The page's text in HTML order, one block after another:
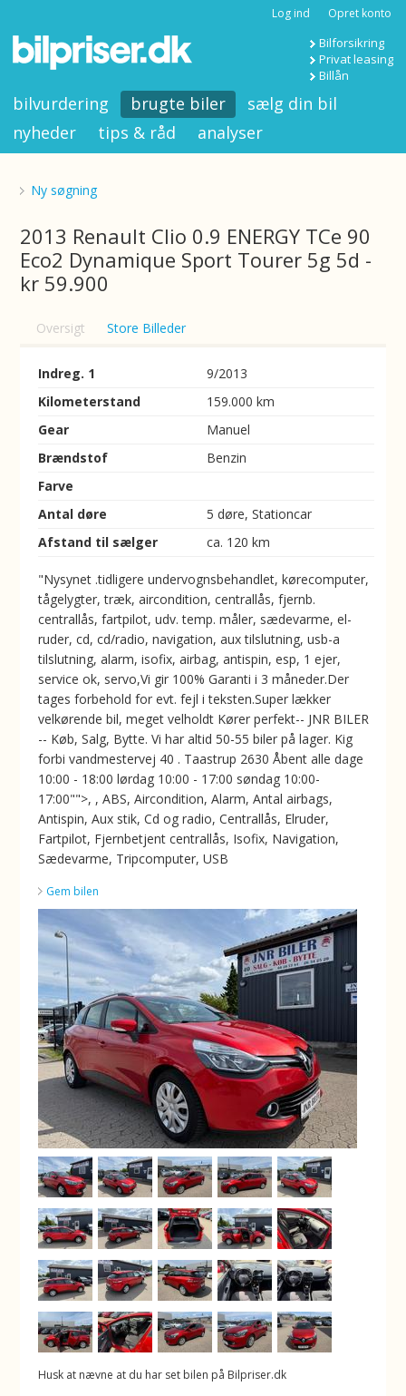
Log ind Opret konto
Bilforsikring
Privat leasing
Billån
bilvurdering brugte biler
sælg din bil
nyheder
tips & råd analyser
Ny søgning
2013 Renault Clio 0.9 ENERGY TCe 90
Eco2 Dynamique Sport Tourer 5g 5d -
kr 59.900
Oversigt Store Billeder
Indreg. 1
9/2013
Kilometerstand
159.000 km
Gear
Manuel
Brændstof
Benzin
Farve
Antal døre
5 døre, Stationcar
Afstand til sælger
ca. 120 km
"Nysynet .tidligere undervognsbehandlet, kørecomputer,
tågelygter, træk, aircondition, centrallås, fjernb.
centrallås, fartpilot, udv. temp. måler, sædevarme, el-
ruder, cd, cd/radio, navigation, aux tilslutning, usb-a
tilslutning, alarm, isofix, airbag, antispin, esp, 1 ejer,
service ok, servo,Vi gir 100% Garanti i 3 måneder.Der
tages forbehold for evt. fejl i teksten.Super lækker
velkørende bil, meget velholdt Kører perfekt-- JNR BILER
-- Køb, Salg, Bytte. Vi har altid 50-55 biler på lager. Kig
forbi vandmestervej 40 . Taastrup 2630 Åbent alle dage
10:00 - 18:00 lørdag 10:00 - 17:00 søndag 10:00-
17:00"">, , ABS, Aircondition, Alarm, Antal airbags,
Antispin, Aux stik, Cd og radio, Centrallås, Elruder,
Fartpilot, Fjernbetjent centrallås, Isofix, Navigation,
Sædevarme, Tripcomputer, USB
Gem bilen
Husk at nævne at du har set bilen på Bilpriser.dk